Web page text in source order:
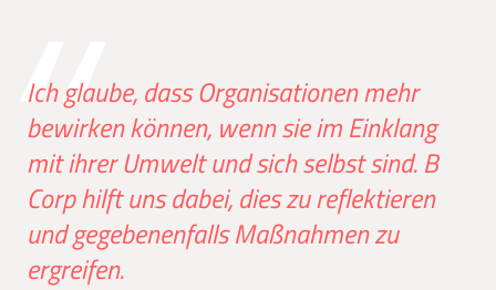
Ich glaube, dass Organisationen mehr
bewirken können, wenn sie im Einklang
mit ihrer Umwelt und sich selbst sind. B
Corp hilft uns dabei, dies zu reflektieren
und gegebenenfalls Maßnahmen zu
ergreifen.